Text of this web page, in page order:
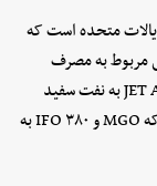
متحده است که
مربوط به مصرف
سوخت JET A۱، MGO و IFO ۳۸۰» را تشریح می‌کند. JET A۱ به نفت سفید
مورد استفاده در هوانوردی تجاری اشاره دارد، در حالی که MGO و IFO ۳۸۰ به